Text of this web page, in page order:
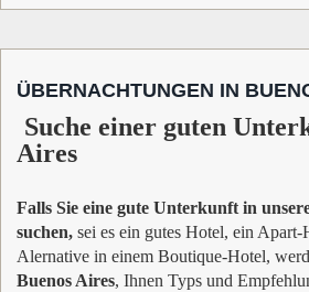
ÜBERNACHTUNGEN IN
Suche einer guten
Aires
Falls Sie eine gute Unterkunft in
suchen, sei es ein gutes Hotel, ein Apart-
Alernative in einem Boutique-Hotel,
Buenos Aires, Ihnen Typs und